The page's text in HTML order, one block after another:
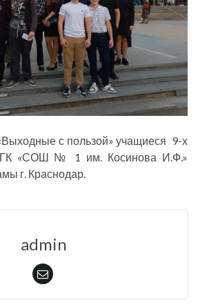
с пользой» учащиеся 9-х
«СОШ № 1 им. Косинова И.Ф.»
г. Краснодар.
admin